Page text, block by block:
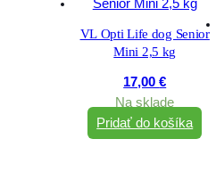
VL Opti Life dog Senior
Mini 2,5 kg
17,00€
Na sklade
Pridať do košíka